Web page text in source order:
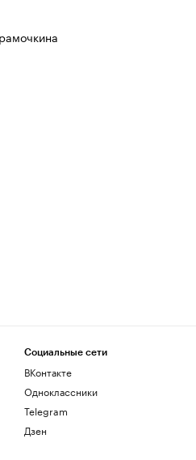
Социальные сети
ВКонтакте
Одноклассники
Telegram
Дзен